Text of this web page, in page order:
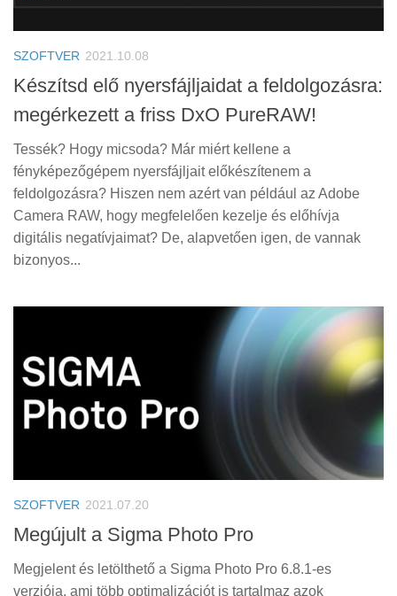
SZOFTVER 2021.10.08
Készítsd elő nyersfájljaidat a feldolgozásra:
megérkezett a friss DxO PureRAW!
Tessék? Hogy micsoda? Már miért kellene a
fényképezőgépem nyersfájljait előkészítenem a
feldolgozásra? Hiszen nem azért van például az Adobe
Camera RAW, hogy megfelelően kezelje és előhívja
digitális negatívjaimat? De, alapvetően igen, de vannak
bizonyos...
SZOFTVER 2021.07.20
Megújult a Sigma Photo Pro
Megjelent és letölthető a Sigma Photo Pro 6.8.1-es
verziója, ami több optimalizációt is tartalmaz azok